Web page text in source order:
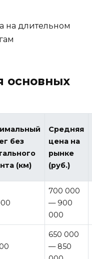
на длительном
основных
без
(км)
Средняя
цена на
рынке
(руб.)
700 000
— 900
000
650 000
— 850